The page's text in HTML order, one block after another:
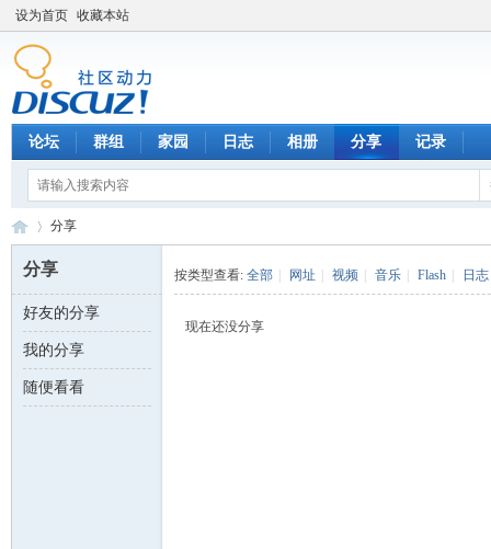
设为首页 收藏本站
论坛 群组 家园 日志 相册 分享 记录
数 ›
分享
分享
好友的分享
我的分享
随便看看
按类型查看: 全部 网址 视频 音乐 Flash 日志
现在还没分享